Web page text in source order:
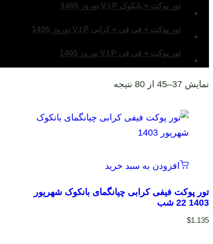
تور پوکت + بانکوک V.I.P نوروز 1405
تور پوکت + فی فی + کرابی V.I.P نوروز 1405
تور پوکت + فی فی V.I.P نوروز 1405
نمایش 37–45 از 80 نتیجه
افزودن به سبد خرید
تور پوکت فیفی کرابی چیانگمای بانکوک شهریور
1403 22 شب
$1.135